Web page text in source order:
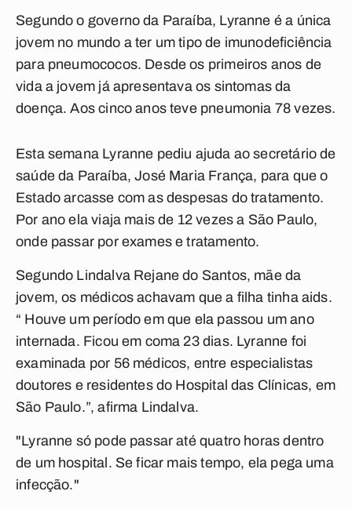
Segundo o governo da Paraíba, Lyranne é a única
jovem no mundo a ter um tipo de imunodeficiência
para pneumococos. Desde os primeiros anos de
vida a jovem já apresentava os sintomas da
doença. Aos cinco anos teve pneumonia 78 vezes.
Esta semana Lyranne pediu ajuda ao secretário de
saúde da Paraíba, José Maria França, para que o
Estado arcasse com as despesas do tratamento.
Por ano ela viaja mais de 12 vezes a São Paulo,
onde passar por exames e tratamento.
Segundo Lindalva Rejane do Santos, mãe da
jovem, os médicos achavam que a filha tinha aids.
“ Houve um período em que ela passou um ano
internada. Ficou em coma 23 dias. Lyranne foi
examinada por 56 médicos, entre especialistas
doutores e residentes do Hospital das Clínicas, em
São Paulo.”, afirma Lindalva.
"Lyranne só pode passar até quatro horas dentro
de um hospital. Se ficar mais tempo, ela pega uma
infecção."